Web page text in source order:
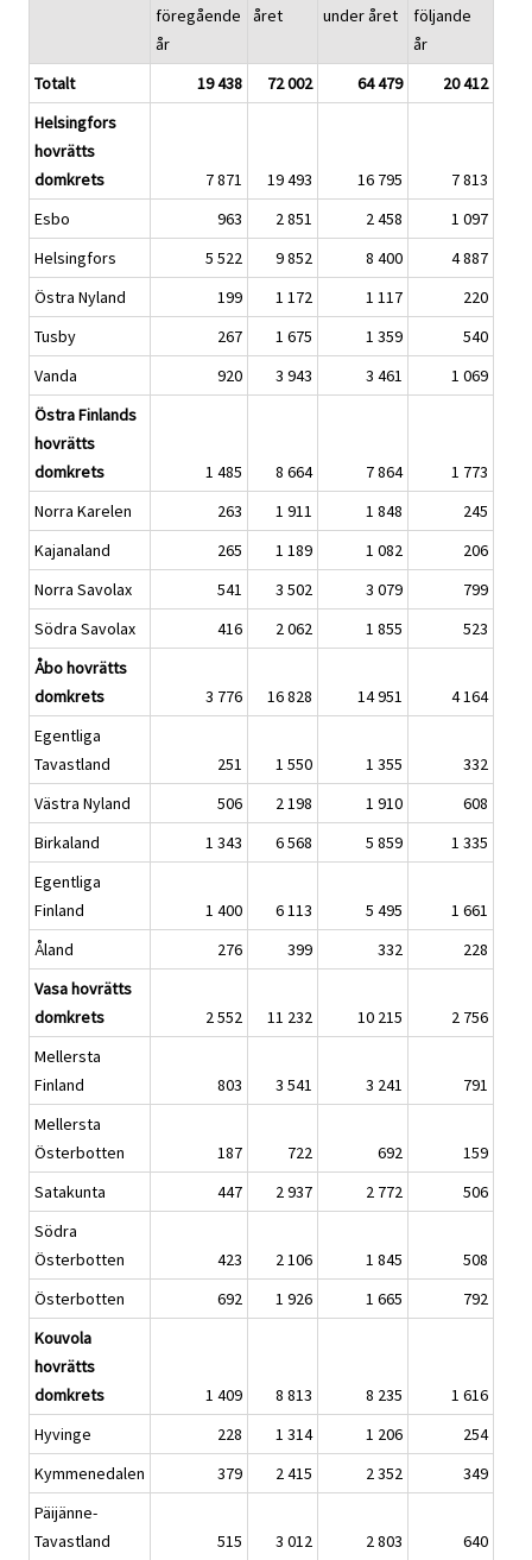
föregående
år
året
under året
följande
år
Totalt
19 438 72 002 64 479
20 412
Helsingfors
hovrätts
domkrets
7 871 19 493 16 795
7 813
Esbo
963 2 851 2 458
1 097
Helsingfors
5 522 9 852 8 400
4 887
Östra Nyland
199 1 172 1 117
220
Tusby
267 1 675 1 359
540
Vanda
920 3 943 3 461
1 069
Östra Finlands
hovrätts
domkrets
1 485 8 664 7 864
1 773
Norra Karelen
263 1 911 1 848
245
Kajanaland
265 1 189 1 082
206
Norra Savolax
541 3 502 3 079
799
Södra Savolax
416 2 062 1 855
523
Åbo hovrätts
domkrets
3 776 16 828 14 951
4 164
Egentliga
Tavastland
251 1 550 1 355
332
Västra Nyland
506 2 198 1 910
608
Birkaland
1 343 6 568 5 859
1 335
Egentliga
Finland
1 400 6 113 5 495
1 661
Åland
276 399 332
228
Vasa hovrätts
domkrets
2 552 11 232 10 215
2 756
Mellersta
Finland
803 3 541 3 241
791
Mellersta
Österbotten
187 722 692
159
Satakunta
447 2 937 2 772
506
Södra
Österbotten
423 2 106 1 845
508
Österbotten
692 1 926 1 665
792
Kouvola
hovrätts
domkrets
1 409 8 813 8 235
1 616
Hyvinge
228 1 314 1 206
254
Kymmenedalen
379 2 415 2 352
349
Päijänne-
Tavastland
515 3 012 2 803 640